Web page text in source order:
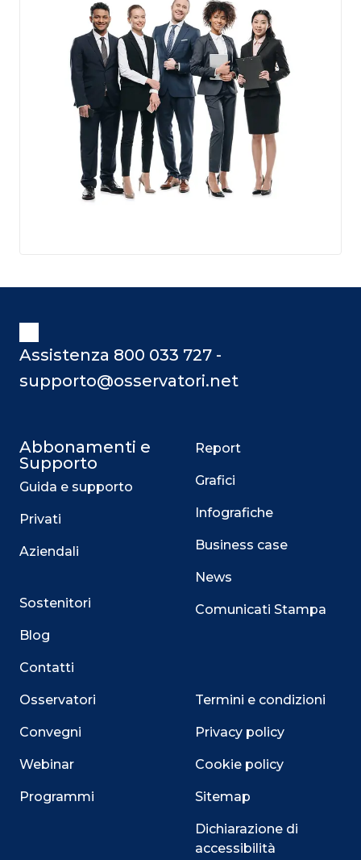
Assistenza 800 033 727 -
supporto@osservatori.net
Abbonamenti e
Supporto
Guida e supporto
Privati
Aziendali
Sostenitori
Blog
Contatti
Osservatori
Convegni
Webinar
Programmi
Report
Grafici
Infografiche
Business case
News
Comunicati Stampa
Termini e condizioni
Privacy policy
Cookie policy
Sitemap
Dichiarazione di
accessibilità